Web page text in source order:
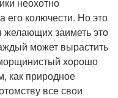
его колючести. Но это
желающих заиметь это
может вырастить
хорошо
как природное
все свои